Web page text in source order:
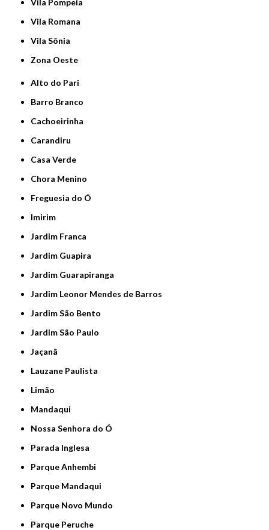
Vila Romana
Vila Sônia
Zona Oeste
Alto do Pari
Barro Branco
Cachoeirinha
Carandiru
Casa Verde
Chora Menino
Freguesia do Ó
Imirim
Jardim Franca
Jardim Guapira
Jardim Guarapiranga
Jardim Leonor Mendes de Barros
Jardim São Bento
Jardim São Paulo
Jaçanã
Lauzane Paulista
Limão
Mandaqui
Nossa Senhora do Ó
Parada Inglesa
Parque Anhembi
Parque Mandaqui
Parque Novo Mundo
Parque Peruche